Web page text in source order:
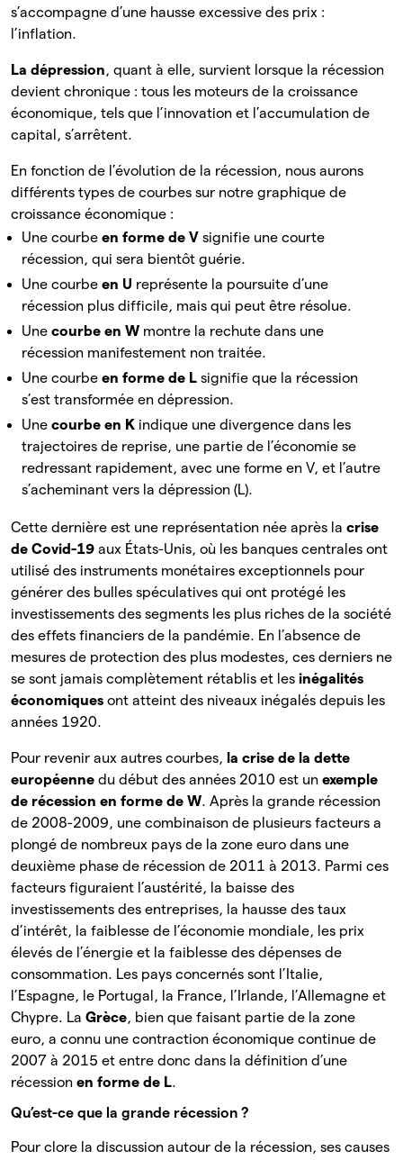
s’accompagne d’une hausse excessive des prix :
l’inflation.
La dépression, quant à elle, survient lorsque la récession
devient chronique : tous les moteurs de la croissance
économique, tels que l’innovation et l’accumulation de
capital, s’arrêtent.
En fonction de l’évolution de la récession, nous aurons
différents types de courbes sur notre graphique de
croissance économique :
Une courbe en forme de V signifie une courte
récession, qui sera bientôt guérie.
Une courbe en U représente la poursuite d’une
récession plus difficile, mais qui peut être résolue.
Une courbe en W montre la rechute dans une
récession manifestement non traitée.
Une courbe en forme de L signifie que la récession
s’est transformée en dépression.
Une courbe en K indique une divergence dans les
trajectoires de reprise, une partie de l’économie se
redressant rapidement, avec une forme en V, et l’autre
s’acheminant vers la dépression (L).
Cette dernière est une représentation née après la crise
de Covid-19 aux États-Unis, où les banques centrales ont
utilisé des instruments monétaires exceptionnels pour
générer des bulles spéculatives qui ont protégé les
investissements des segments les plus riches de la société
des effets financiers de la pandémie. En l’absence de
mesures de protection des plus modestes, ces derniers ne
se sont jamais complètement rétablis et les inégalités
économiques ont atteint des niveaux inégalés depuis les
années 1920.
Pour revenir aux autres courbes, la crise de la dette
européenne du début des années 2010 est un exemple
de récession en forme de W. Après la grande récession
de 2008-2009, une combinaison de plusieurs facteurs a
plongé de nombreux pays de la zone euro dans une
deuxième phase de récession de 2011 à 2013. Parmi ces
facteurs figuraient l’austérité, la baisse des
investissements des entreprises, la hausse des taux
d’intérêt, la faiblesse de l’économie mondiale, les prix
élevés de l’énergie et la faiblesse des dépenses de
consommation. Les pays concernés sont l’Italie,
l’Espagne, le Portugal, la France, l’Irlande, l’Allemagne et
Chypre. La Grèce, bien que faisant partie de la zone
euro, a connu une contraction économique continue de
2007 à 2015 et entre donc dans la définition d’une
récession en forme de L.
Qu’est-ce que la grande récession ?
Pour clore la discussion autour de la récession, ses causes